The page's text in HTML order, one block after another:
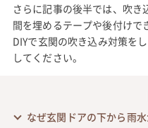
さらに記事の後半では、吹
間を埋めるテープや後付けで
DIYで玄関の吹き込み対策を
してください。
なぜ玄関ドアの下から雨